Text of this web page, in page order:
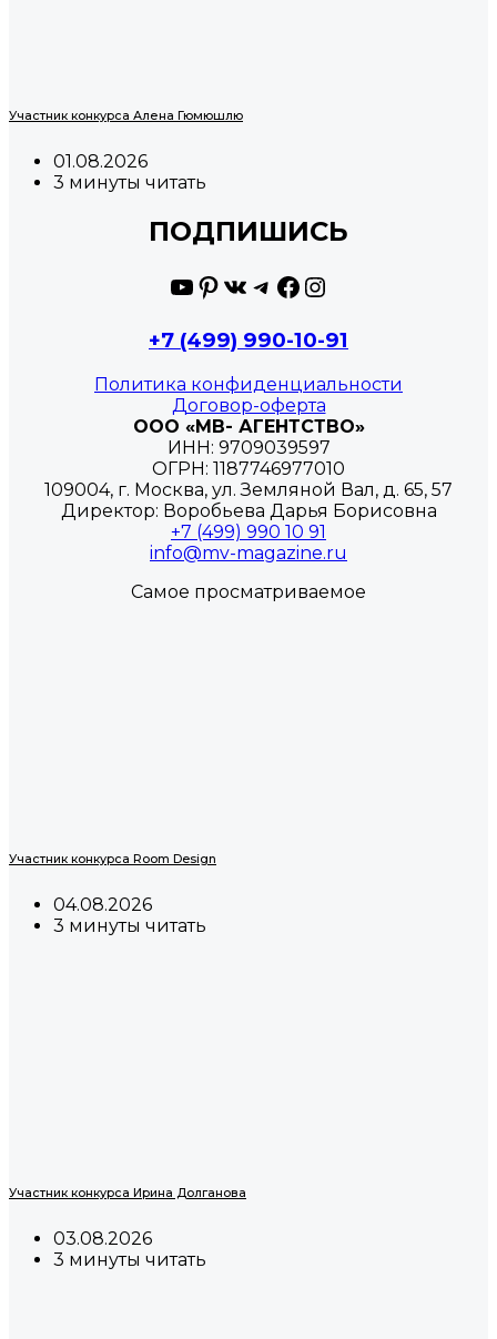
Участник конкурса Алена Гюмюшлю
01.08.2026
3 минуты читать
ПОДПИШИСЬ
YouTube
Pinterest
ВКонтакте
Telegram
Facebook
Instagram
+7 (499) 990-10-91
Политика конфиденциальности
Договор-оферта
ООО «МВ- АГЕНТСТВО»
ИНН: 9709039597
ОГРН: 1187746977010
109004, г. Москва, ул. Земляной Вал, д. 65, 57
Директор: Воробьева Дарья Борисовна
+7 (499) 990 10 91
info@mv-magazine.ru
Самое просматриваемое
Участник конкурса Room Design
04.08.2026
3 минуты читать
Участник конкурса Ирина Долганова
03.08.2026
3 минуты читать